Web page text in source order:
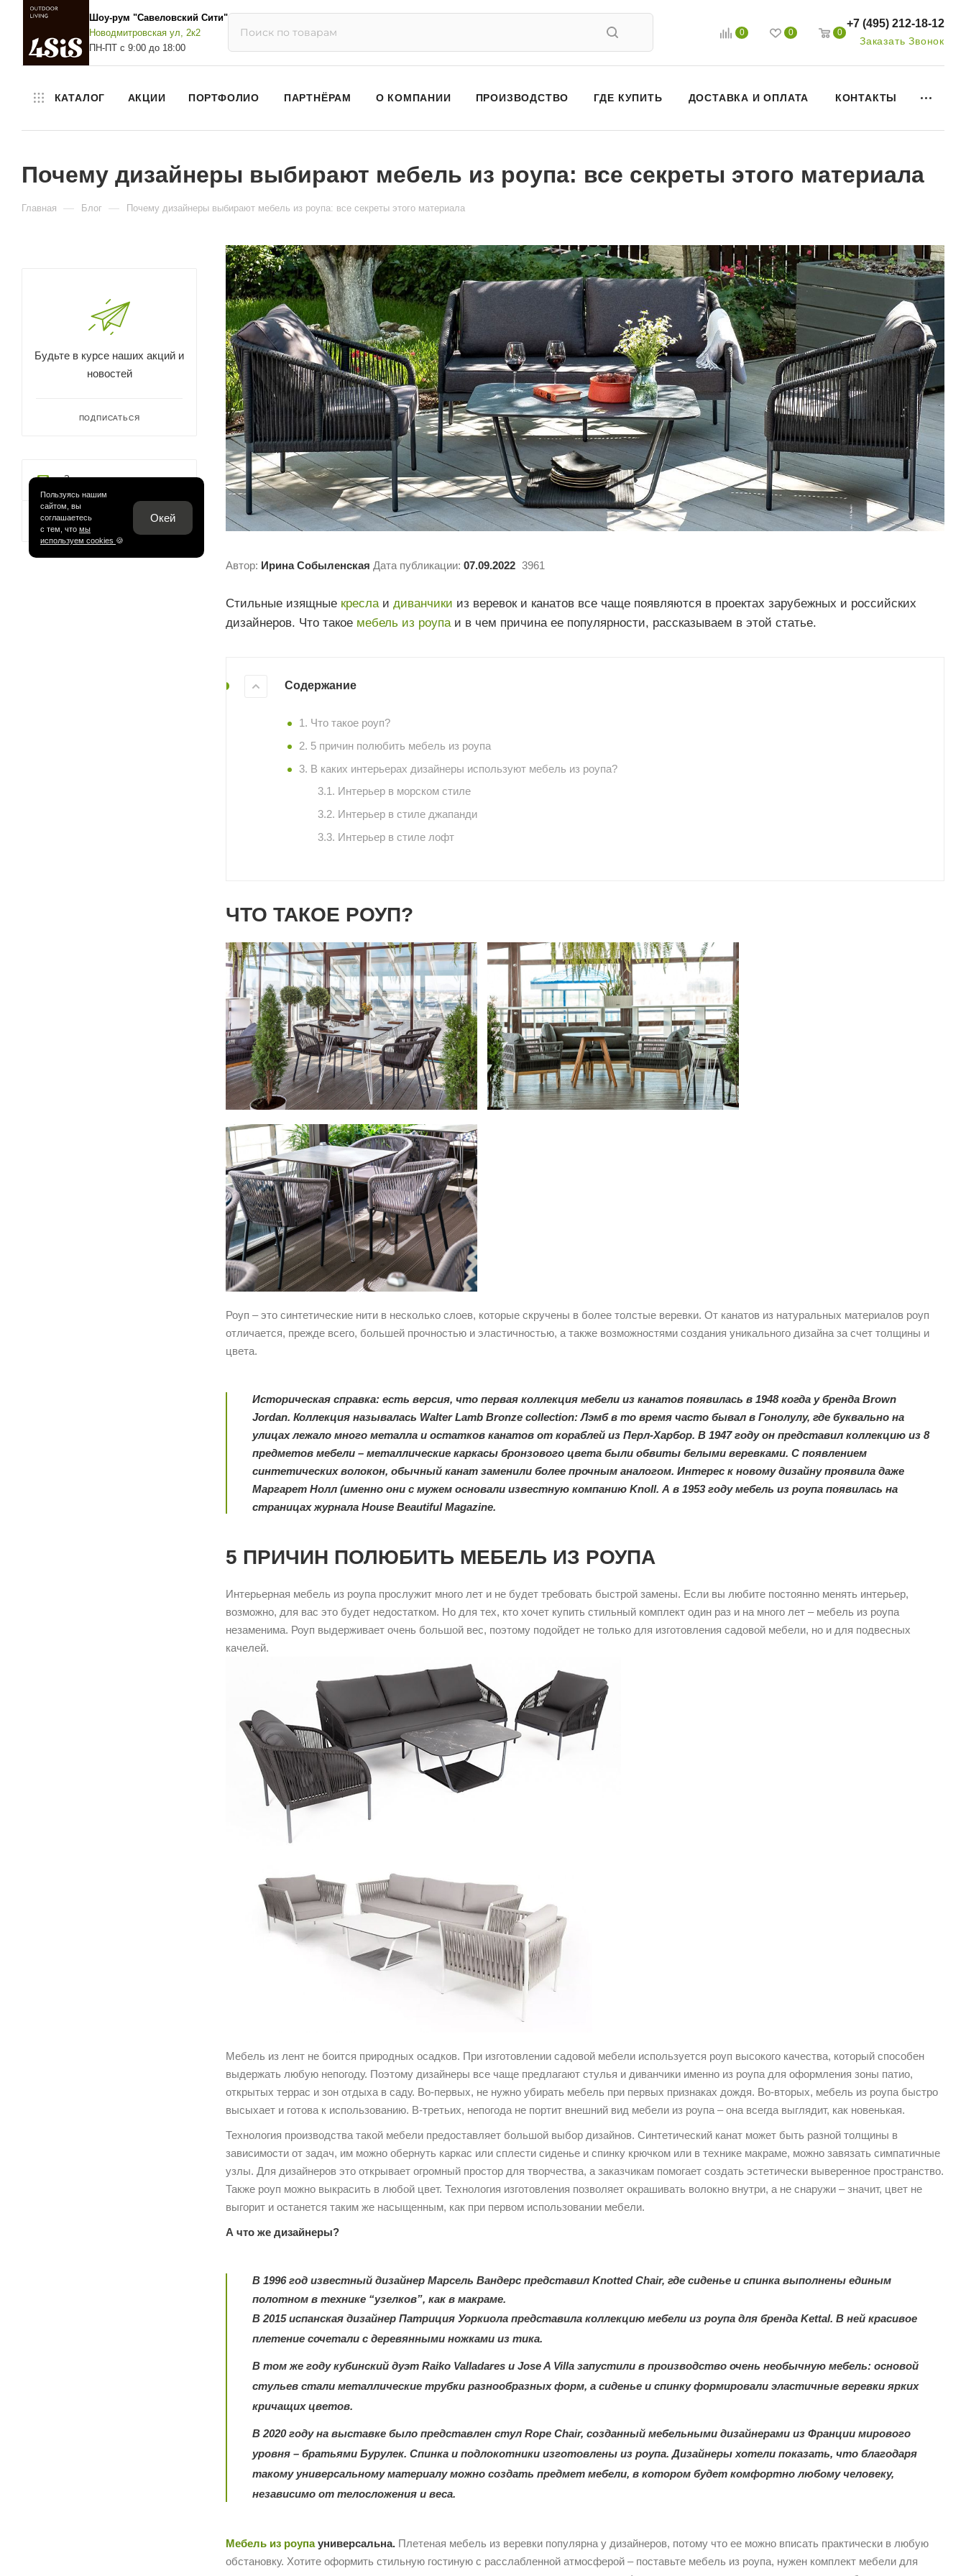
Шоу-рум "Савеловский Сити"
Новодмитровская ул, 2к2
ПН-ПТ с 9:00 до 18:00
0 0 0
+7 (495) 212-18-12
Заказать Звонок
КАТАЛОГ АКЦИИ ПОРТФОЛИО ПАРТНЁРАМ О КОМПАНИИ ПРОИЗВОДСТВО ГДЕ КУПИТЬ ДОСТАВКА И ОПЛАТА КОНТАКТЫ
Почему дизайнеры выбирают мебель из роупа: все секреты этого материала
Главная — Блог — Почему дизайнеры выбирают мебель из роупа: все секреты этого материала
Автор: Ирина Собыленская Дата публикации: 07.09.2022 3961
Стильные изящные креслаи диванчики из веревок и канатов все чаще появляются в проектах зарубежных и российских
дизайнеров. Что такое мебель из роупаи в чем причина ее популярности, рассказываем в этой статье.
Содержание
1. Что такое роуп?
2. 5 причин полюбить мебель из роупа
3. В каких интерьерах дизайнеры используют мебель из роупа?
3.1. Интерьер в морском стиле
3.2. Интерьер в стиле джапанди
3.3. Интерьер в стиле лофт
ЧТО ТАКОЕ РОУП?
Роуп – это синтетические нити в несколько слоев, которые скручены в более толстые веревки. От канатов из натуральных материалов роуп
отличается, прежде всего, большей прочностью и эластичностью, а также возможностями создания уникального дизайна за счет толщины и
цвета.
Историческая справка: есть версия, что первая коллекция мебели из канатов появилась в 1948 когда у бренда Brown
Jordan. Коллекция называлась Walter Lamb Bronze collection: Лэмб в то время часто бывал в Гонолулу, где буквально на
улицах лежало много металла и остатков канатов от кораблей из Перл-Харбор. В 1947 году он представил коллекцию из 8
предметов мебели – металлические каркасы бронзового цвета были обвиты белыми веревками. С появлением
синтетических волокон, обычный канат заменили более прочным аналогом. Интерес к новому дизайну проявила даже
Маргарет Нолл (именно они с мужем основали известную компанию Knoll. А в 1953 году мебель из роупа появилась на
страницах журнала House Beautiful Magazine.
5 ПРИЧИН ПОЛЮБИТЬ МЕБЕЛЬ ИЗ РОУПА
Интерьерная мебель из роупа прослужит много лет и не будет требовать быстрой замены. Если вы любите постоянно менять интерьер,
возможно, для вас это будет недостатком. Но для тех, кто хочет купить стильный комплект один раз и на много лет – мебель из роупа
незаменима. Роуп выдерживает очень большой вес, поэтому подойдет не только для изготовления садовой мебели, но и для подвесных
качелей.
Мебель из лент не боится природных осадков. При изготовлении садовой мебели используется роуп высокого качества, который способен
выдержать любую непогоду. Поэтому дизайнеры все чаще предлагают стулья и диванчики именно из роупа для оформления зоны патио,
открытых террас и зон отдыха в саду. Во-первых, не нужно убирать мебель при первых признаках дождя. Во-вторых, мебель из роупа быстро
высыхает и готова к использованию. В-третьих, непогода не портит внешний вид мебели из роупа – она всегда выглядит, как новенькая.
Технология производства такой мебели предоставляет большой выбор дизайнов. Синтетический канат может быть разной толщины в
зависимости от задач, им можно обернуть каркас или сплести сиденье и спинку крючком или в технике макраме, можно завязать симпатичные
узлы. Для дизайнеров это открывает огромный простор для творчества, а заказчикам помогает создать эстетически выверенное пространство.
Также роуп можно выкрасить в любой цвет. Технология изготовления позволяет окрашивать волокно внутри, а не снаружи – значит, цвет не
выгорит и останется таким же насыщенным, как при первом использовании мебели.
А что же дизайнеры?
В 1996 год известный дизайнер Марсель Вандерс представил Knotted Chair, где сиденье и спинка выполнены единым
полотном в технике “узелков”, как в макраме.
В 2015 испанская дизайнер Патриция Уоркиола представила коллекцию мебели из роупа для бренда Kettal. В ней красивое
плетение сочетали с деревянными ножками из тика.
В том же году кубинский дуэт Raiko Valladares и Jose A Villa запустили в производство очень необычную мебель: основой
стульев стали металлические трубки разнообразных форм, а сиденье и спинку формировали эластичные веревки ярких
кричащих цветов.
В 2020 году на выставке было представлен стул Rope Chair, созданный мебельными дизайнерами из Франции мирового
уровня – братьями Бурулек. Спинка и подлокотники изготовлены из роупа. Дизайнеры хотели показать, что благодаря
такому универсальному материалу можно создать предмет мебели, в котором будет комфортно любому человеку,
независимо от телосложения и веса.
Мебель из роупауниверсальна. Плетеная мебель из веревки популярна у дизайнеров, потому что ее можно вписать практически в любую
обстановку. Хотите оформить стильную гостиную с расслабленной атмосферой – поставьте мебель из роупа, нужен комплект мебели для
Пользуясь нашим
сайтом, вы
соглашаетесь
с тем, что мы
используем cookies 🍪
Окей
Будьте в курсе наших акций и
новостей
ПОДПИСАТЬСЯ
Задать вопрос
Оставить отзыв